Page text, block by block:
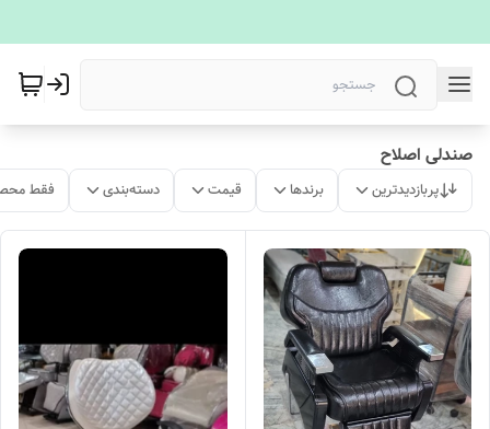
صندلی اصلاح
پربازدیدترین برندها قیمت دسته‌بندی فقط